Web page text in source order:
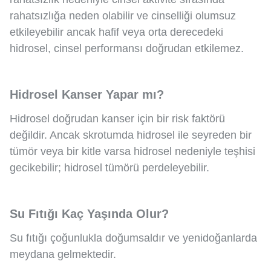
rahatsızlığa neden olabilir ve cinselliği olumsuz
etkileyebilir ancak hafif veya orta derecedeki
hidrosel, cinsel performansı doğrudan etkilemez.
Hidrosel Kanser Yapar mı?
Hidrosel doğrudan kanser için bir risk faktörü
değildir. Ancak skrotumda hidrosel ile seyreden bir
tümör veya bir kitle varsa hidrosel nedeniyle teşhisi
gecikebilir; hidrosel tümörü perdeleyebilir.
Su Fıtığı Kaç Yaşında Olur?
Su fıtığı çoğunlukla doğumsaldır ve yenidoğanlarda
meydana gelmektedir.